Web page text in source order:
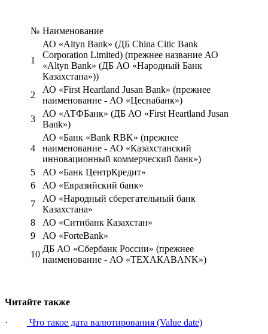
№ Наименование
1
АО «Altyn Bank» (ДБ China Citic Bank
Corporation Limited) (прежнее название АО
«Altyn Bank» (ДБ АО «Народный Банк
Казахстана»))
2
АО «First Heartland Jusan Bank» (прежнее
наименование - АО «Цеснабанк»)
3
АО «АТФБанк» (ДБ АО «First Heartland Jusan
Bank»)
4
АО «Банк «Bank RBK» (прежнее
наименование - АО «Казахстанский
инновационный коммерческий банк»)
5
АО «Банк ЦентрКредит»
6
АО «Евразийский банк»
7
АО «Народный сберегательный банк
Казахстана»
8
АО «Ситибанк Казахстан»
9
АО «ForteBank»
10
ДБ АО «Сбербанк России» (прежнее
наименование - АО «ТEXAКABANK»)
Читайте также
·
Что такое дата валютирования (Value date)